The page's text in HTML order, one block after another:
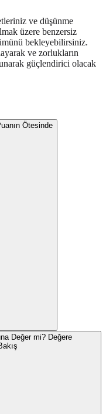
ve düşünme
üzere benzersiz
bekleyebilirsiniz.
ve zorlukların
güçlendirici olacak
Ötesinde
Değer mi? Değere